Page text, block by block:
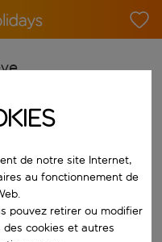
Lorsque les
Lorsque les
de notre site Internet,
au fonctionnement de
pouvez retirer ou modifier
cookies et autres